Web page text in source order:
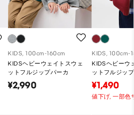
KIDS, 100cm-160cm
KIDSヘビーウェイトスウェ
ットフルジップパーカ
¥2,990
KIDS, 100cm-
KIDSヘビーウ
ットフルジッ
¥1,490
値下げ,一部色